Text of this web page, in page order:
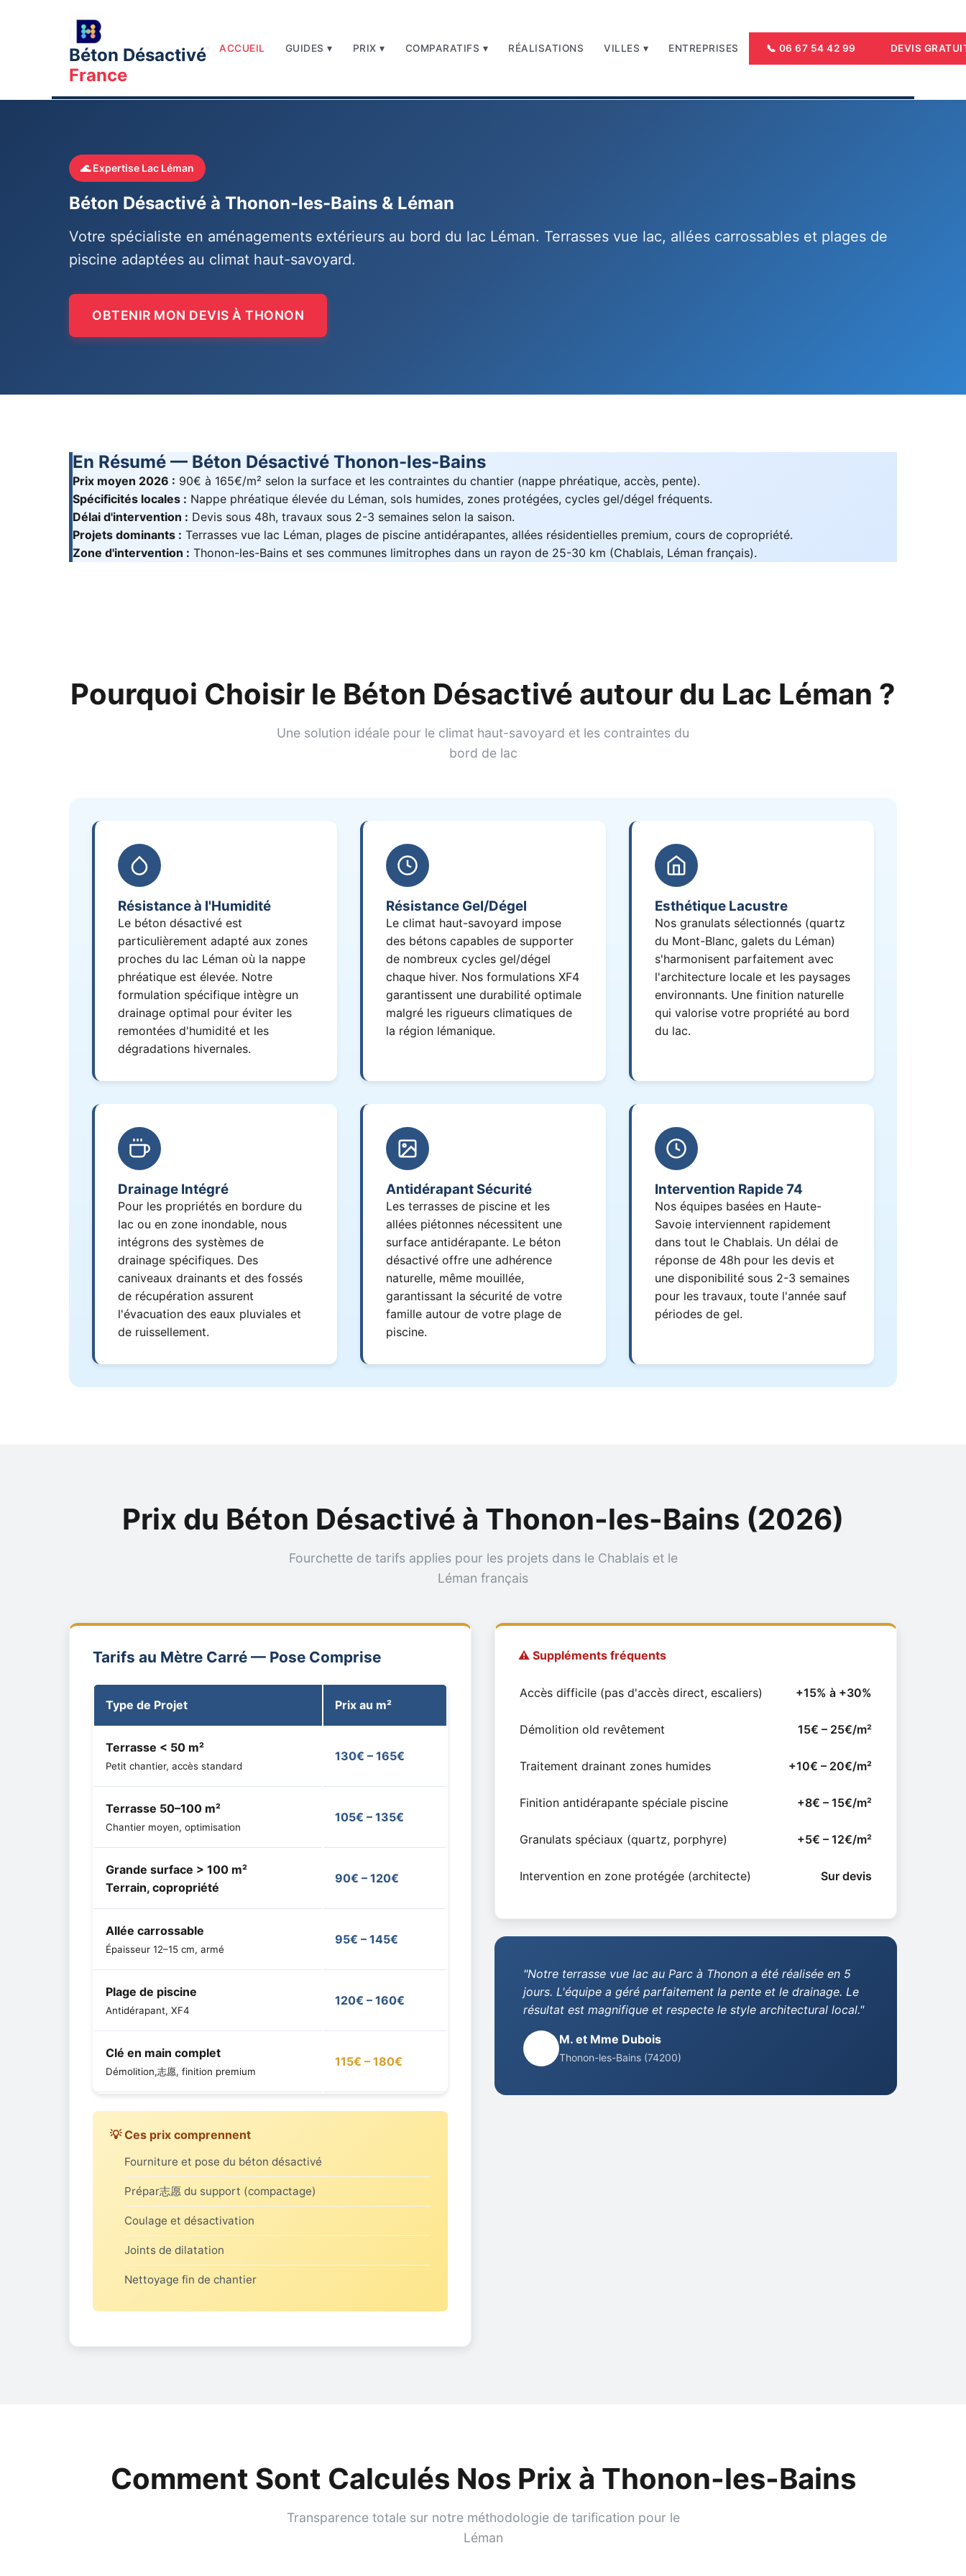
Béton Désactivé
France
ACCUEIL GUIDES ▾ PRIX ▾ COMPARATIFS ▾ RÉALISATIONS VILLES ▾ ENTREPRISES 📞 06 67 54 42 99 DEVIS
Accueil Villes
🌊 Expertise Lac Léman
Béton Désactivé à Thonon-les-Bains & Léman
Votre spécialiste en aménagements extérieurs au bord du lac Léman. Terrasses vue lac, allées carrossables et plages de
piscine adaptées au climat haut-savoyard.
OBTENIR MON DEVIS À THONON
En Résumé — Béton Désactivé Thonon-les-Bains
Prix moyen 2026 : 90€ à 165€/m² selon la surface et les contraintes du chantier (nappe phréatique, accès, pente).
Spécificités locales : Nappe phréatique élevée du Léman, sols humides, zones protégées, cycles gel/dégel fréquents.
Délai d'intervention : Devis sous 48h, travaux sous 2-3 semaines selon la saison.
Projets dominants : Terrasses vue lac Léman, plages de piscine antidérapantes, allées résidentielles premium, cours de copropriété.
Zone d'intervention : Thonon-les-Bains et ses communes limitrophes dans un rayon de 25-30 km (Chablais, Léman français).
Pourquoi Choisir le Béton Désactivé autour du Lac Léman ?
Une solution idéale pour le climat haut-savoyard et les contraintes du
bord de lac
Résistance à l'Humidité
Le béton désactivé est
particulièrement adapté aux zones
proches du lac Léman où la nappe
phréatique est élevée. Notre
formulation spécifique intègre un
drainage optimal pour éviter les
remontées d'humidité et les
dégradations hivernales.
Résistance Gel/Dégel
Le climat haut-savoyard impose
des bétons capables de supporter
de nombreux cycles gel/dégel
chaque hiver. Nos formulations XF4
garantissent une durabilité optimale
malgré les rigueurs climatiques de
la région lémanique.
Esthétique Lacustre
Nos granulats sélectionnés (quartz
du Mont-Blanc, galets du Léman)
s'harmonisent parfaitement avec
l'architecture locale et les paysages
environnants. Une finition naturelle
qui valorise votre propriété au bord
du lac.
Drainage Intégré
Pour les propriétés en bordure du
lac ou en zone inondable, nous
intégrons des systèmes de
drainage spécifiques. Des
caniveaux drainants et des fossés
de récupération assurent
l'évacuation des eaux pluviales et
de ruissellement.
Antidérapant Sécurité
Les terrasses de piscine et les
allées piétonnes nécessitent une
surface antidérapante. Le béton
désactivé offre une adhérence
naturelle, même mouillée,
garantissant la sécurité de votre
famille autour de votre plage de
piscine.
Intervention Rapide 74
Nos équipes basées en Haute-
Savoie interviennent rapidement
dans tout le Chablais. Un délai de
réponse de 48h pour les devis et
une disponibilité sous 2-3 semaines
pour les travaux, toute l'année sauf
périodes de gel.
Prix du Béton Désactivé à Thonon-les-Bains (2026)
Fourchette de tarifs applies pour les projets dans le Chablais et le
Léman français
Tarifs au Mètre Carré — Pose Comprise
Type de Projet Prix au m²
Terrasse < 50 m²
Petit chantier, accès standard
130€ – 165€
Terrasse 50–100 m²
Chantier moyen, optimisation
105€ – 135€
Grande surface > 100 m²
Terrain, copropriété
90€ – 120€
Allée carrossable
Épaisseur 12–15 cm, armé
95€ – 145€
Plage de piscine
Antidérapant, XF4
120€ – 160€
Clé en main complet
Démolition,志愿, finition premium
115€ – 180€
💡 Ces prix comprennent
Fourniture et pose du béton désactivé
Prépar志愿 du support (compactage)
Coulage et désactivation
Joints de dilatation
Nettoyage fin de chantier
⚠️ Suppléments fréquents
Accès difficile (pas d'accès direct, escaliers) +15% à +30%
Démolition old revêtement 15€ – 25€/m²
Traitement drainant zones humides +10€ – 20€/m²
Finition antidérapante spéciale piscine +8€ – 15€/m²
Granulats spéciaux (quartz, porphyre) +5€ – 12€/m²
Intervention en zone protégée (architecte) Sur devis
"Notre terrasse vue lac au Parc à Thonon a été réalisée en 5
jours. L'équipe a géré parfaitement la pente et le drainage. Le
résultat est magnifique et respecte le style architectural local."
M. et Mme Dubois
Thonon-les-Bains (74200)
Comment Sont Calculés Nos Prix à Thonon-les-Bains
Transparence totale sur notre méthodologie de tarification pour le
Léman